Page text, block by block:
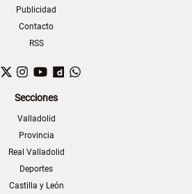
Publicidad
Contacto
RSS
Facebook
TwitterInstagram
YouTubeDailymotion
Secciones
Valladolid
Provincia
Real Valladolid
Deportes
Castilla y León